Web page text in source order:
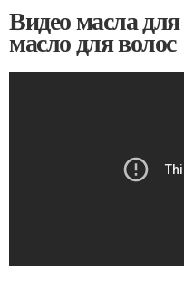
Видео масла
масло для волос